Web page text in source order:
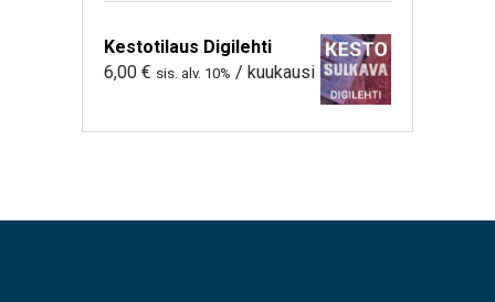
Kestotilaus Digilehti
6,00 € sis. alv. 10% / kuukausi